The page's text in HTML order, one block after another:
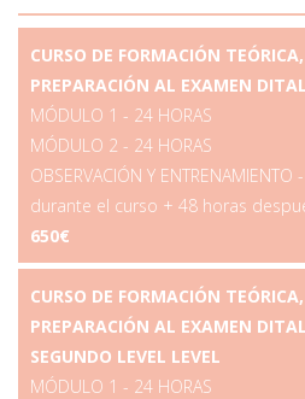
CURSO DE FORMACIÓN
PREPARACIÓN AL EXAMEN
MÓDULO 1 - 24 HORAS
MÓDULO 2 - 24 HORAS
OBSERVACIÓN Y
durante el curso + 48 horas
650€
CURSO DE FORMACIÓN
PREPARACIÓN AL EXAMEN
SEGUNDO LEVEL LEVEL
MÓDULO 1 - 24 HORAS